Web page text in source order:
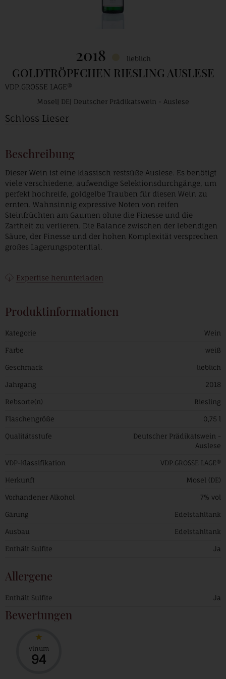
2018 lieblich
GOLDTRÖPFCHEN RIESLING AUSLESE
VDP.GROSSE LAGE®
Mosel DE Deutscher Prädikatswein - Auslese
Schloss Lieser
Beschreibung
Dieser Wein ist eine klassisch restsüße Auslese. Es benötigt
viele verschiedene, aufwendige Selektionsdurchgänge, um
perfekt hochreife, goldgelbe Trauben für diesen Wein zu
ernten. Wahnsinnig expressive Noten von reifen
Steinfrüchten am Gaumen ohne die Finesse und die
Zartheit zu verlieren. Die Balance zwischen der lebendigen
Säure, der Finesse und der hohen Komplexität versprechen
großes Lagerungspotential.
Expertise herunterladen
Produktinformationen
Kategorie Wein
Farbe weiß
Geschmack lieblich
Jahrgang 2018
Rebsorte(n) Riesling
Flaschengröße 0,75 l
Qualitätsstufe
Deutscher Prädikatswein -
Auslese
VDP-Klassifikation VDP.GROSSE LAGE®
Herkunft Mosel (DE)
Vorhandener Alkohol 7% vol
Gärung Edelstahltank
Ausbau Edelstahltank
Enthält Sulfite Ja
Allergene
Enthält Sulfite Ja
Bewertungen
vinum
94